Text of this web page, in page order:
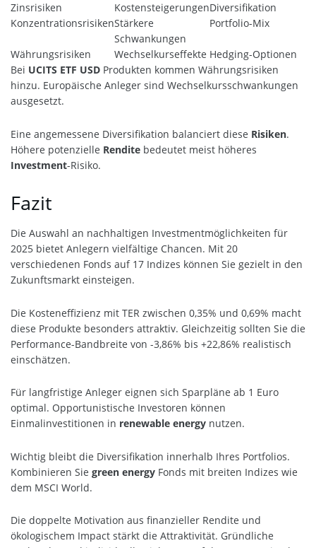
Zinsrisiken
KostensteigerungenDiversifikation
KonzentrationsrisikenStärkere
Schwankungen
Portfolio-Mix
Währungsrisiken Wechselkurseffekte Hedging-Optionen
Bei UCITS ETF USD Produkten kommen Währungsrisiken
hinzu. Europäische Anleger sind Wechselkursschwankungen
ausgesetzt.
Eine angemessene Diversifikation balanciert diese Risiken.
Höhere potenzielle Rendite bedeutet meist höheres
Investment-Risiko.
Fazit
Die Auswahl an nachhaltigen Investmentmöglichkeiten für
2025 bietet Anlegern vielfältige Chancen. Mit 20
verschiedenen Fonds auf 17 Indizes können Sie gezielt in den
Zukunftsmarkt einsteigen.
Die Kosteneffizienz mit TER zwischen 0,35% und 0,69% macht
diese Produkte besonders attraktiv. Gleichzeitig sollten Sie die
Performance-Bandbreite von -3,86% bis +22,86% realistisch
einschätzen.
Für langfristige Anleger eignen sich Sparpläne ab 1 Euro
optimal. Opportunistische Investoren können
Einmalinvestitionen in renewable energy nutzen.
Wichtig bleibt die Diversifikation innerhalb Ihres Portfolios.
Kombinieren Sie green energy Fonds mit breiten Indizes wie
dem MSCI World.
Die doppelte Motivation aus finanzieller Rendite und
ökologischem Impact stärkt die Attraktivität. Gründliche